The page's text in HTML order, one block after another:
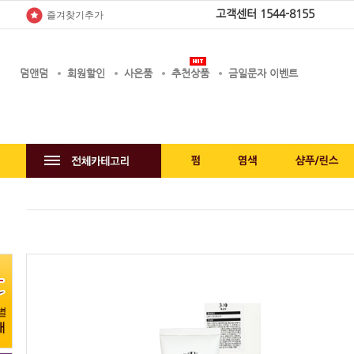
즐겨찾기추가 고객센터 1544-8155
덤앤덤 회원할인 사은품 추천상품 금일문자 이벤트